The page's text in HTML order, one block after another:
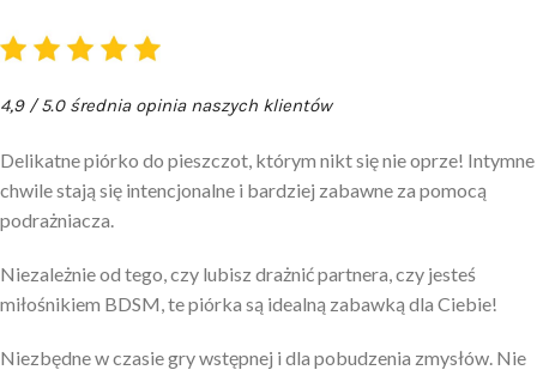
4,9 / 5.0 średnia opinia naszych klientów
Delikatne piórko do pieszczot, którym nikt się nie oprze! Intymne
chwile stają się intencjonalne i bardziej zabawne za pomocą
podrażniacza.
Niezależnie od tego, czy lubisz drażnić partnera, czy jesteś
miłośnikiem BDSM, te piórka są idealną zabawką dla Ciebie!
Niezbędne w czasie gry wstępnej i dla pobudzenia zmysłów. Nie